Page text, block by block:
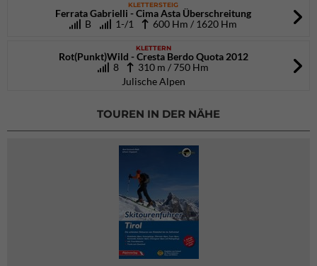
KLETTERSTEIG
Ferrata Gabrielli - Cima Asta Überschreitung
B
1-/1 600 Hm / 1620 Hm
KLETTERN
Rot(Punkt)Wild - Cresta Berdo Quota 2012
8
310 m / 750 Hm
Julische Alpen
TOUREN IN DER NÄHE